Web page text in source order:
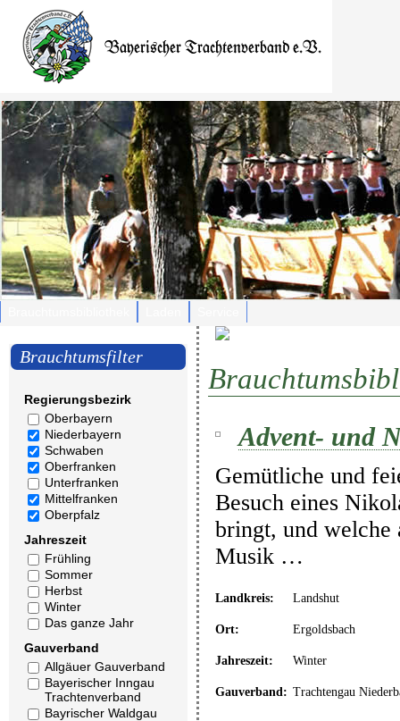
Brauchtumsfilter
Regierungsbezirk
Oberbayern
Niederbayern
Schwaben
Oberfranken
Unterfranken
Mittelfranken
Oberpfalz
Jahreszeit
Frühling
Sommer
Herbst
Winter
Das ganze Jahr
Gauverband
Allgäuer Gauverband
Bayerischer Inngau
Trachtenverband
Bayrischer Waldgau
Advent- und
Gemütliche und
Besuch eines
bringt, und welche
Musik …
Landkreis: Landshut
Ort: Ergoldsbach
Jahreszeit: Winter
Gauverband: Trachtengau